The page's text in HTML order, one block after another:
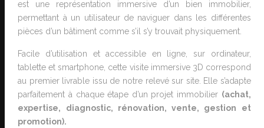
est une représentation immersive d’un bien immobilier,
permettant à un utilisateur de naviguer dans les différentes
pièces d’un bâtiment comme s’il s’y trouvait physiquement.
Facile d’utilisation et accessible en ligne, sur ordinateur,
tablette et smartphone, cette visite immersive 3D correspond
au premier livrable issu de notre relevé sur site. Elle s’adapte
parfaitement à chaque étape d’un projet immobilier (achat,
expertise, diagnostic, rénovation, vente, gestion et
promotion).